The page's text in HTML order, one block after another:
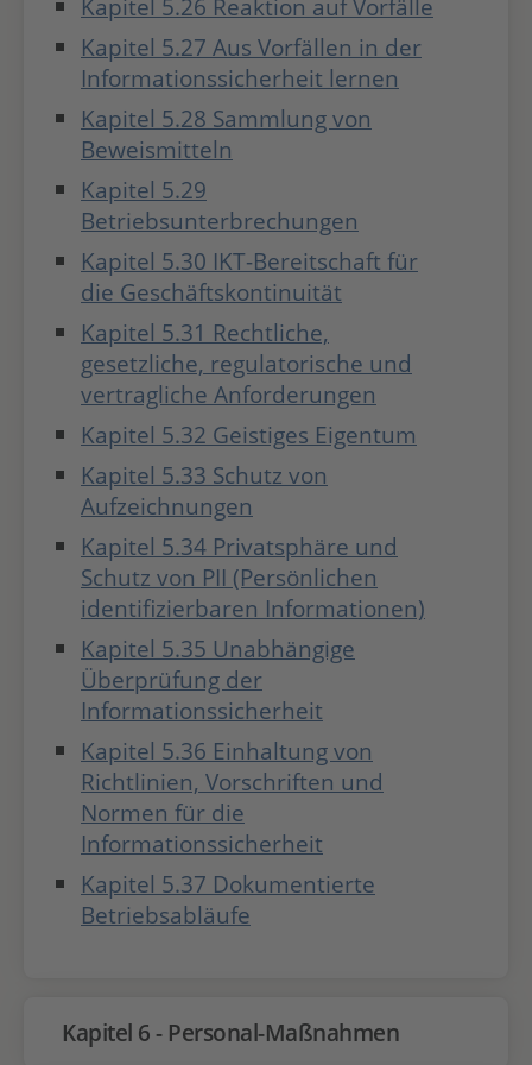
Kapitel 5.27 Aus Vorfällen in der
Informationssicherheit lernen
Kapitel 5.28 Sammlung von
Beweismitteln
Kapitel 5.29
Betriebsunterbrechungen
Kapitel 5.30 IKT-Bereitschaft für
die Geschäftskontinuität
Kapitel 5.31 Rechtliche,
gesetzliche, regulatorische und
vertragliche Anforderungen
Kapitel 5.32 Geistiges Eigentum
Kapitel 5.33 Schutz von
Aufzeichnungen
Kapitel 5.34 Privatsphäre und
Schutz von PII (Persönlichen
identifizierbaren Informationen)
Kapitel 5.35 Unabhängige
Überprüfung der
Informationssicherheit
Kapitel 5.36 Einhaltung von
Richtlinien, Vorschriften und
Normen für die
Informationssicherheit
Kapitel 5.37 Dokumentierte
Betriebsabläufe
Kapitel 6 - Personal-Maßnahmen